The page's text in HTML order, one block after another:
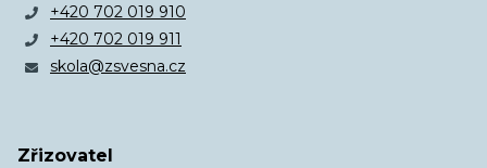
+420 702 019 910
+420 702 019 911
skola@zsvesna.cz
Zřizovatel